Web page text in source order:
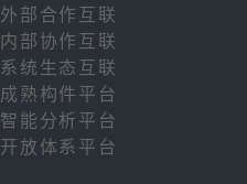
外部合作互联
内部协作互联
系统生态互联
成熟构件平台
智能分析平台
开放体系平台